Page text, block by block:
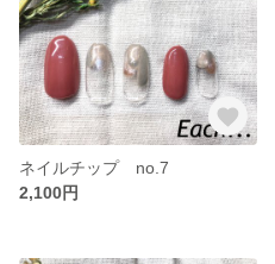
ネイルチップ no.7
2,100円